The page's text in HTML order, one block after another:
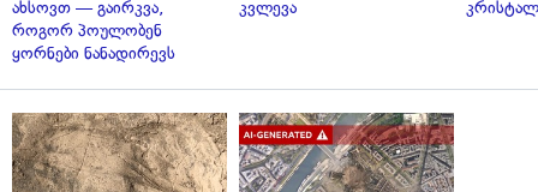
ახსოვთ — გაირკვა,
როგორ პოულობენ
ყორნები ნანადირევს
კვლევა